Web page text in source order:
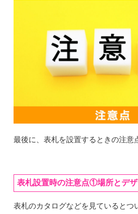
最後に、表札を設置するときの注意
表札設置時の注意点①場所とデ
表札のカタログなどを見ているとつ